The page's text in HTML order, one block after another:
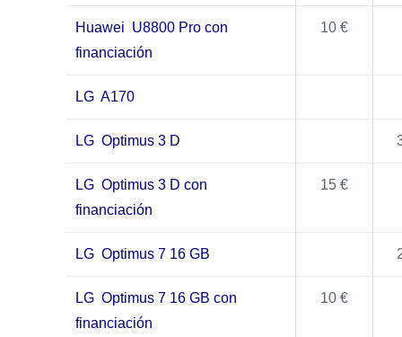
Huawei U8800 Pro con
financiación
10 €
LG A170
LG Optimus 3 D
LG Optimus 3 D con
financiación
15 €
LG Optimus 7 16 GB
LG Optimus 7 16 GB con
financiación
10 €